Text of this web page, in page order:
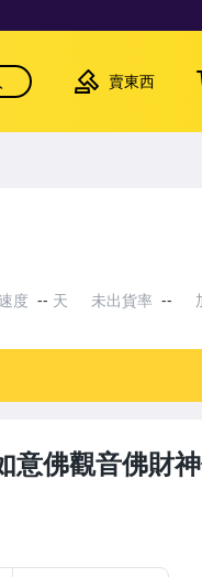
賣東西
意佛觀音佛財
度 -- 天 未出貨率 --